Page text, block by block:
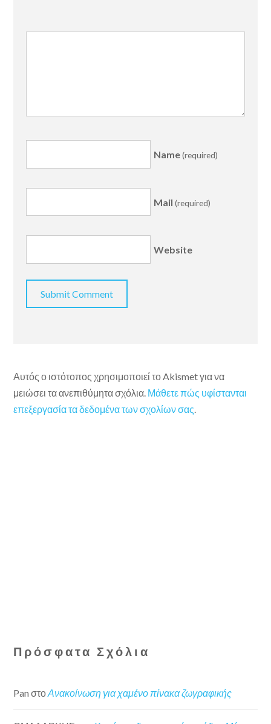
Name(required)
Mail (required)
Website
Αυτός ο ιστότοπος χρησιμοποιεί το Akismet για να
μειώσει τα ανεπιθύμητα σχόλια. Μάθετε πώς υφίστανται
επεξεργασία τα δεδομένα των σχολίων σας
Πρόσφατα Σχόλια
Pan στοΑνακοίνωση για χαμένο πίνακα ζωγραφικής